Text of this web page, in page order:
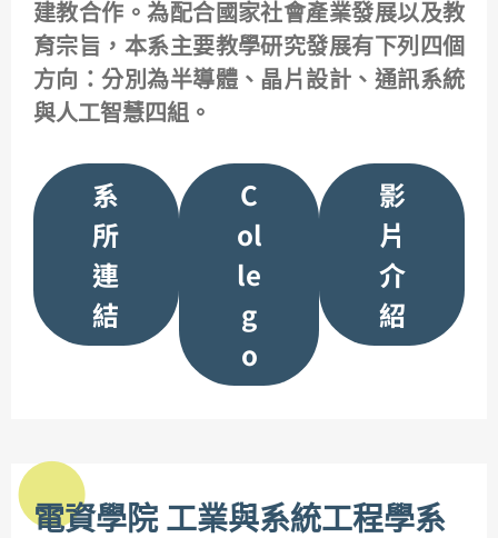
建教合作。為配合國家社會產業發展以及教
育宗旨，本系主要教學研究發展有下列四個
方向：分別為半導體、晶片設計、通訊系統
與人工智慧四組。
系
所
連
結
C
ol
le
g
o
影
片
介
紹
電資學院 工業與系統工程學系